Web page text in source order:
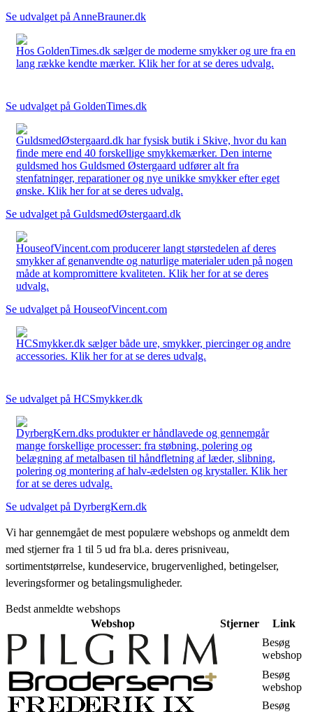
Se udvalget på AnneBrauner.dk
Hos GoldenTimes.dk sælger de moderne smykker og ure fra en
lang række kendte mærker. Klik her for at se deres udvalg.
Se udvalget på GoldenTimes.dk
GuldsmedØstergaard.dk har fysisk butik i Skive, hvor du kan
finde mere end 40 forskellige smykkemærker. Den interne
guldsmed hos Guldsmed Østergaard udfører alt fra
stenfatninger, reparationer og nye unikke smykker efter eget
ønske. Klik her for at se deres udvalg.
Se udvalget på GuldsmedØstergaard.dk
HouseofVincent.com producerer langt størstedelen af deres
smykker af genanvendte og naturlige materialer uden på nogen
måde at kompromittere kvaliteten. Klik her for at se deres
udvalg.
Se udvalget på HouseofVincent.com
HCSmykker.dk sælger både ure, smykker, piercinger og andre
accessories. Klik her for at se deres udvalg.
Se udvalget på HCSmykker.dk
DyrbergKern.dks produkter er håndlavede og gennemgår
mange forskellige processer: fra støbning, polering og
belægning af metalbasen til håndfletning af læder, slibning,
polering og montering af halv-ædelsten og krystaller. Klik her
for at se deres udvalg.
Se udvalget på DyrbergKern.dk
Vi har gennemgået de mest populære webshops og anmeldt dem
med stjerner fra 1 til 5 ud fra bl.a. deres prisniveau,
sortimentstørrelse, kundeservice, brugervenlighed, betingelser,
leveringsformer og betalingsmuligheder.
Bedst anmeldte webshops
Webshop
Stjerner
Link
Besøg
webshop
Besøg
webshop
Besøg